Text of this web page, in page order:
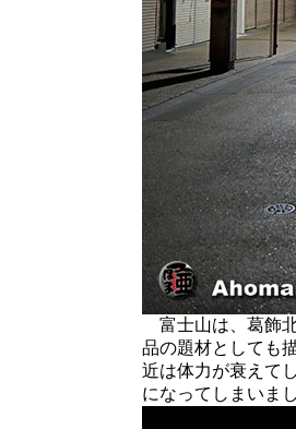
富士山は、葛飾
品の題材としても
近は体力が衰えて
になってしまいま